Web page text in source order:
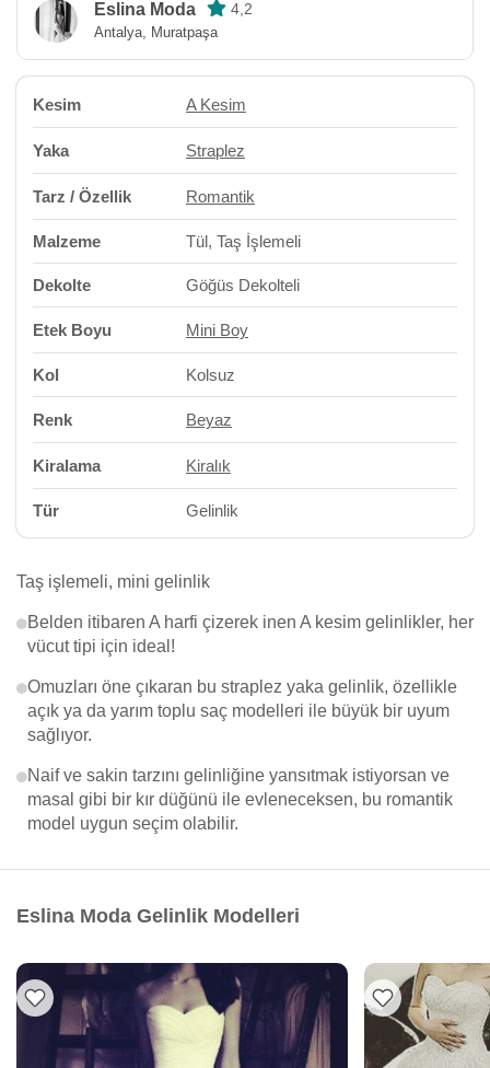
Eslina Moda 4,2
Antalya, Muratpaşa
Kesim A Kesim
Yaka Straplez
Tarz / Özellik Romantik
Malzeme Tül, Taş İşlemeli
Dekolte Göğüs Dekolteli
Etek Boyu Mini Boy
Kol Kolsuz
Renk Beyaz
Kiralama Kiralık
Tür Gelinlik
Taş işlemeli, mini gelinlik
Belden itibaren A harfi çizerek inen A kesim gelinlikler, her
vücut tipi için ideal!
Omuzları öne çıkaran bu straplez yaka gelinlik, özellikle
açık ya da yarım toplu saç modelleri ile büyük bir uyum
sağlıyor.
Naif ve sakin tarzını gelinliğine yansıtmak istiyorsan ve
masal gibi bir kır düğünü ile evleneceksen, bu romantik
model uygun seçim olabilir.
Eslina Moda Gelinlik Modelleri